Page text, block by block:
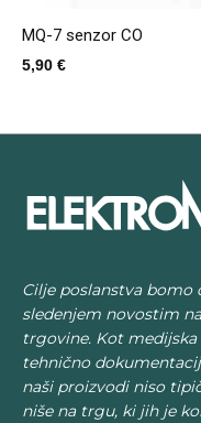
MQ-7 senzor CO
5,90 €
Cilje poslanstva
sledenjem novostim
trgovine. Kot
tehnično
naši proizvodi niso
niše na trgu, ki jih je